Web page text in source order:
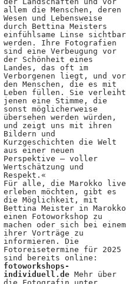
allem die Menschen, deren
Wesen und Lebensweise
durch Bettina Meisters
einfühlsame Linse sichtbar
werden. Ihre Fotografien
sind eine Verbeugung vor
der Schönheit eines
Landes, das oft im
Verborgenen liegt, und vor
den Menschen, die es mit
Leben füllen. Sie verleiht
jenen eine Stimme, die
sonst möglicherweise
übersehen werden würden,
und zeigt uns mit ihren
Bildern und
Kurzgeschichten die Welt
aus einer neuen
Perspektive – voller
Wertschätzung und
Respekt.«
Für alle, die Marokko live
erleben möchten, gibt es
die Möglichkeit, mit
Bettina Meister in Marokko
einen Fotoworkshop zu
machen oder sich bei einem
ihrer Vorträge zu
informieren. Die
Fotoreisetermine für 2025
sind bereits online:
fotoworkshops-
individuell.de Mehr über